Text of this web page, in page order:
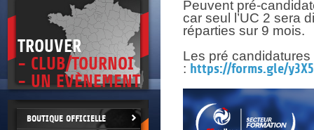
TROUVER
- CLUB/TOURNOI
- UN EVÈNEMENT
BOUTIQUE OFFICIELLE
Peuvent pré-
car seul l’UC 2 sera
réparties sur 9 mois.
Les pré
: https://forms.gle/